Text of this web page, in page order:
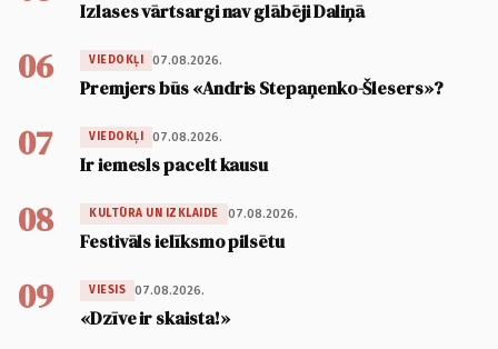
Izlases vārtsargi nav glābēji Daliņā
06 VIEDOKĻI 07.08.2026.
Premjers būs «Andris Stepaņenko-Šlesers»?
07 VIEDOKĻI 07.08.2026.
Ir iemesls pacelt kausu
08 KULTŪRA UN IZKLAIDE 07.08.2026.
Festivāls ielīksmo pilsētu
09 VIESIS 07.08.2026.
«Dzīve ir skaista!»